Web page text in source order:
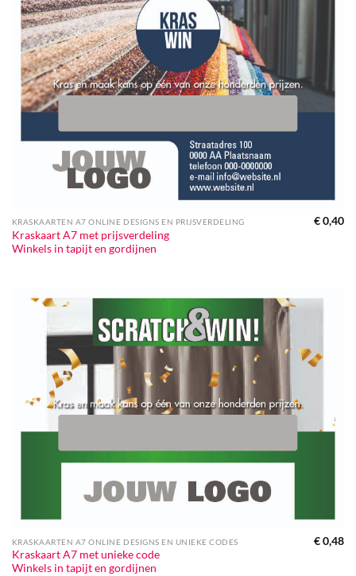
KRASKAARTEN A7 ONLINE DESIGNS EN PRIJSVERDELING
Kraskaart A7 met prijsverdeling
Winkels in tapijt en gordijnen
€0,40
KRASKAARTEN A7 ONLINE DESIGNS EN UNIEKE CODES
Kraskaart A7 met unieke code
Winkels in tapijt en gordijnen
€0,48